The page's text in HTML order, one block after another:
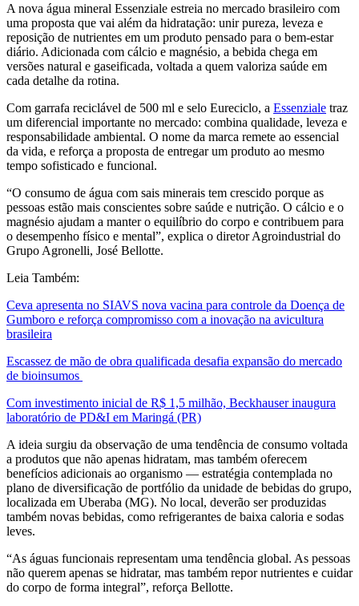
A nova água mineral Essenziale estreia no mercado brasileiro com
uma proposta que vai além da hidratação: unir pureza, leveza e
reposição de nutrientes em um produto pensado para o bem-estar
diário. Adicionada com cálcio e magnésio, a bebida chega em
versões natural e gaseificada, voltada a quem valoriza saúde em
cada detalhe da rotina.
Com garrafa reciclável de 500 ml e selo Eureciclo, a Essenziale traz
um diferencial importante no mercado: combina qualidade, leveza e
responsabilidade ambiental. O nome da marca remete ao essencial
da vida, e reforça a proposta de entregar um produto ao mesmo
tempo sofisticado e funcional.
“O consumo de água com sais minerais tem crescido porque as
pessoas estão mais conscientes sobre saúde e nutrição. O cálcio e o
magnésio ajudam a manter o equilíbrio do corpo e contribuem para
o desempenho físico e mental”, explica o diretor Agroindustrial do
Grupo Agronelli, José Bellotte.
Leia Também:
Ceva apresenta no SIAVS nova vacina para controle da Doença de
Gumboro e reforça compromisso com a inovação na avicultura
brasileira
Escassez de mão de obra qualificada desafia expansão do mercado
de bioinsumos
Com investimento inicial de R$ 1,5 milhão, Beckhauser inaugura
laboratório de PD&I em Maringá (PR)
A ideia surgiu da observação de uma tendência de consumo voltada
a produtos que não apenas hidratam, mas também oferecem
benefícios adicionais ao organismo — estratégia contemplada no
plano de diversificação de portfólio da unidade de bebidas do grupo,
localizada em Uberaba (MG). No local, deverão ser produzidas
também novas bebidas, como refrigerantes de baixa caloria e sodas
leves.
“As águas funcionais representam uma tendência global. As pessoas
não querem apenas se hidratar, mas também repor nutrientes e cuidar
do corpo de forma integral”, reforça Bellotte.